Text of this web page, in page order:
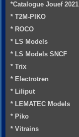
*Catalogue Jouef 2021
* T2M-PIKO
* ROCO
* LS Models
* LS Models SNCF
* Trix
* Electrotren
* Liliput
* LEMATEC Models
* Piko
* Vitrains